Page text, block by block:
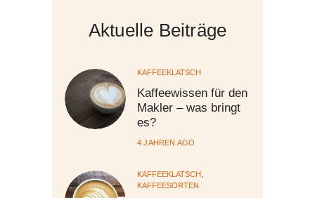
Aktuelle Beiträge
KAFFEEKLATSCH
Kaffeewissen für den
Makler – was bringt
es?
4 JAHREN AGO
KAFFEEKLATSCH ,
KAFFEESORTEN